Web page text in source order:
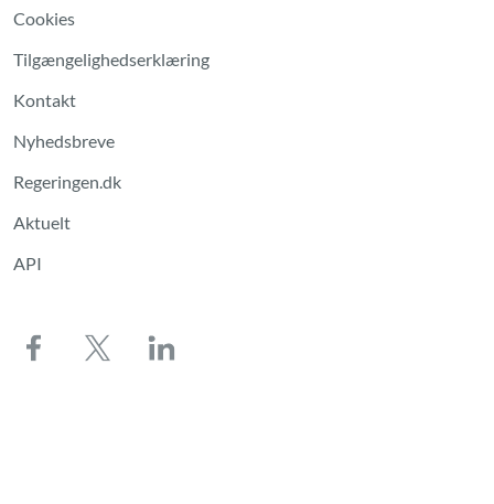
Cookies
Tilgængelighedserklæring
Kontakt
Nyhedsbreve
Regeringen.dk
Aktuelt
API